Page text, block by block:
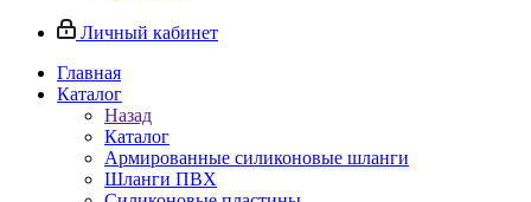
Личный кабинет
Главная
Каталог
Назад
Каталог
Армированные силиконовые шланги
Шланги ПВХ